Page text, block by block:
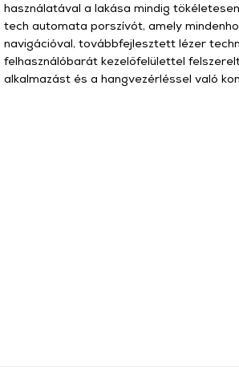
használatával a lakása mindig
tech automata porszívót, amely
navigációval, továbbfejlesztett lézer
felhasználóbarát kezelőfelülettel
alkalmazást és a hangvezérléssel való